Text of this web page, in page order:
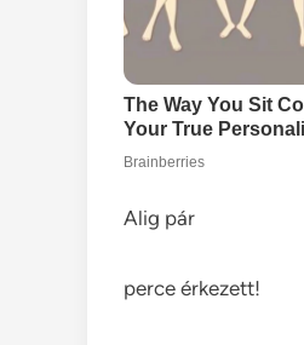
Alig pár
perce érkezett!